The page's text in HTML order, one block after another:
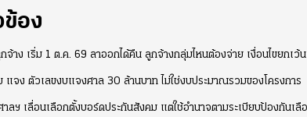
อง
จ้าง เริ่ม 1 ต.ค. 69 ลาออกได้คืน ลูกจ้างกลุ่มไหนต้องจ่าย เงื่อนไขยกเว้น
แจง ตัวเลขงบแจงศาล 30 ล้านบาท ไม่ใช่งบประมาณรวมของโครงการ
าลฯ เลื่อนเลือกตั้งบอร์ดประกันสังคม แต่ใช้อำนาจตามระเบียบป้องกันเลื